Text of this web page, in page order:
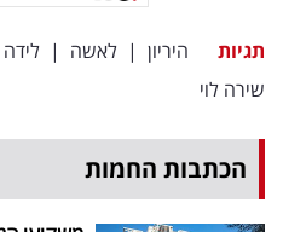
תגיות היריון | לאשה |
שירה לוי
הכתבות החמות